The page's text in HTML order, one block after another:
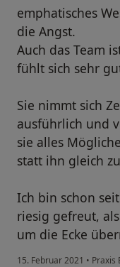
emphatisches
die Angst.
Auch das Team
fühlt sich sehr
Sie nimmt sich
ausführlich und
sie alles
statt ihn gleich
Ich bin schon
riesig gefreut,
um die Ecke
15. Februar 2021 • Praxis